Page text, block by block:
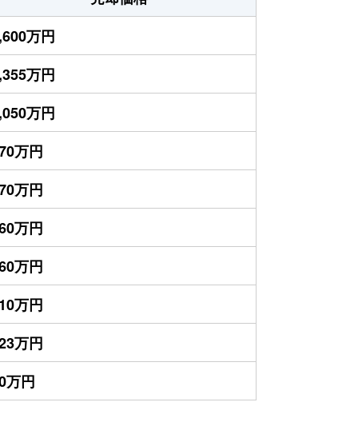
万円
万円
万円
万円
万円
万円
万円
万円
万円
万円